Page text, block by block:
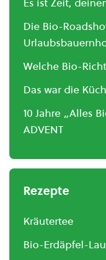
Die Bio-
Welche Bio-
Das war die
10 Jahre „Alles
ADVENT
Rezepte
Kräutertee
Bio-Erdäpfel-